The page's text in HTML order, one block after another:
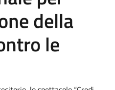
della
le